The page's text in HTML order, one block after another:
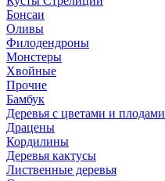
Бонсаи
Оливы
Филодендроны
Монстеры
Хвойные
Прочие
Бамбук
Деревья с цветами и плодами
Драцены
Кордилины
Деревья кактусы
Лиственные деревья